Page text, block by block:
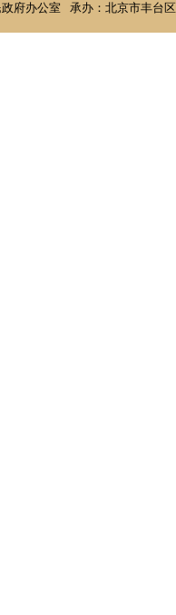
政府办公室 承办：北京市丰台